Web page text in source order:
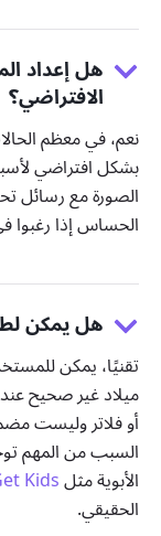
هل إعداد
الافتراضي؟
نعم، في معظم
بشكل افتراضي
الصورة مع رسائل
الحساس إذا رغبوا
هل يمكن
تقنيًا، يمكن
ميلاد غير صحيح
أو فلاتر وليست
السبب من المهم
الأبوية مثلKids
الحقيقي.